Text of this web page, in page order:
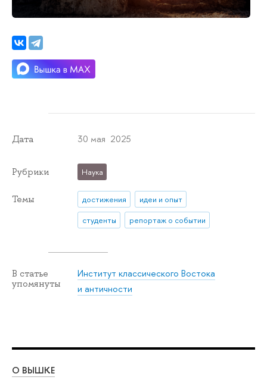
Дата 30 мая 2025
Рубрики Наука
Темы достижения
идеи и опыт
студенты
репортаж о событии
В статье
упомянуты
Институт классического Востока
и античности
О ВЫШКЕ